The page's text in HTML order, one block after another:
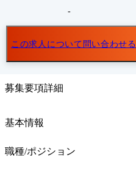
-
この求人について問い合わせる
募集要項詳細
基本情報
職種/ポジション